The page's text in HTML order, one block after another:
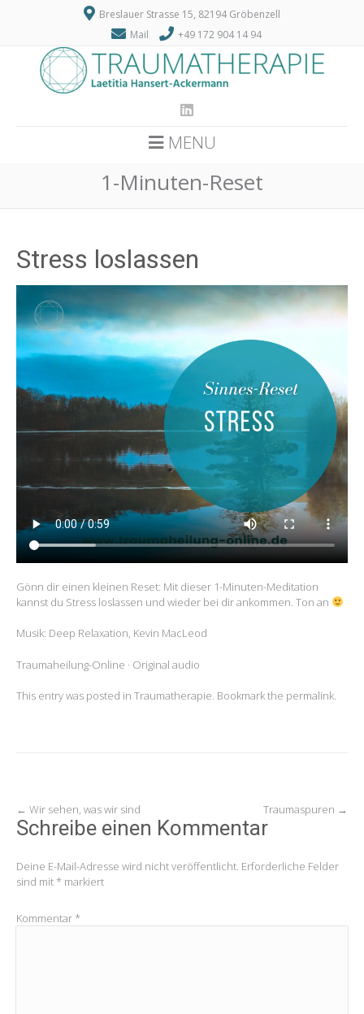
Breslauer Strasse 15, 82194 Gröbenzell
Mail
+49 172 904 14 94
MENU
1-Minuten-Reset
Stress loslassen
Gönn dir einen kleinen Reset: Mit dieser 1-Minuten-Meditation
kannst du Stress loslassen und wieder bei dir ankommen. Ton an
Musik: Deep Relaxation, Kevin MacLeod
Traumaheilung-Online · Original audio
This entry was posted in Traumatherapie. Bookmark the permalink.
Post
navigation
← Wir sehen, was wir sind Traumaspuren →
Schreibe einen Kommentar
Deine E-Mail-Adresse wird nicht veröffentlicht. Erforderliche Felder
sind mit* markiert
Kommentar*